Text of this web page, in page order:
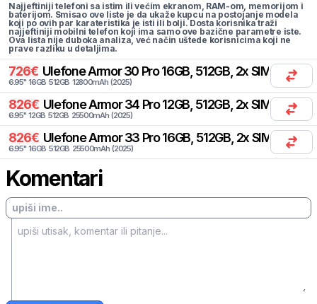
Najjeftiniji telefoni sa istim ili većim ekranom, RAM-om, memorijom i
baterijom. Smisao ove liste je da ukaže kupcu na postojanje modela
koji po ovih par karateristika je isti ili bolji. Dosta korisnika traži
najjeftiniji mobilni telefon koji ima samo ove bazične parametre iste.
Ova lista nije duboka analiza, već način uštede korisnicima koji ne
prave razliku u detaljima.
726€ UlefoneArmor 30 Pro 16GB, 512GB, 2x SIM
6.95" 16GB 512GB 12800mAh (2025)
826€ UlefoneArmor 34 Pro 12GB, 512GB, 2x SIM
6.95" 12GB 512GB 25500mAh (2025)
826€ UlefoneArmor 33 Pro 16GB, 512GB, 2x SIM
6.95" 16GB 512GB 25500mAh (2025)
Komentari